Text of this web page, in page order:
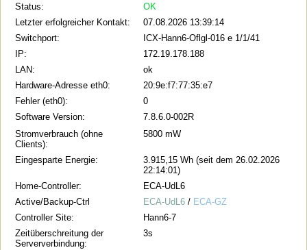
Status:
OK
Letzter erfolgreicher Kontakt:
07.08.2026 13:39:14
Switchport:
ICX-Hann6-Oflgl-016 e 1/1/41
IP:
172.19.178.188
LAN:
ok
Hardware-Adresse eth0:
20:9e:f7:77:35:e7
Fehler (eth0):
0
Software Version:
7.8.6.0-002R
Stromverbrauch (ohne
Clients):
5800 mW
Eingesparte Energie:
3.915,15 Wh (seit dem 26.02.2026
22:14:01)
Home-Controller:
ECA-UdL6
Active/Backup-Ctrl
ECA-UdL6 / ECA-GZ
Controller Site:
Hann6-7
Zeitüberschreitung der
Serververbindung:
3s